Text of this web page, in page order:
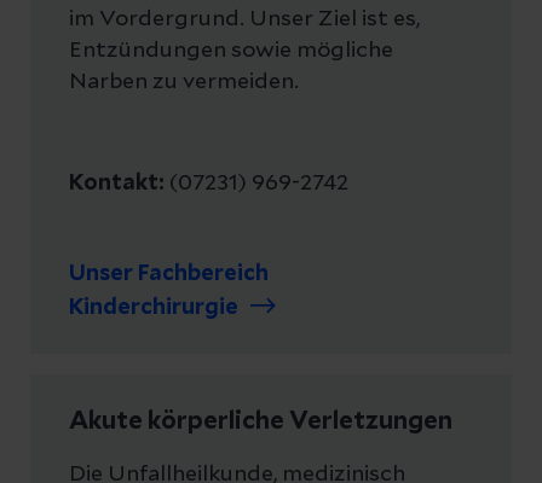
im Vordergrund. Unser Ziel ist es,
Entzündungen sowie mögliche
Narben zu vermeiden.
Kontakt: (07231) 969-2742
Unser Fachbereich
Kinderchirurgie
Akute körperliche Verletzungen
Die Unfallheilkunde, medizinisch